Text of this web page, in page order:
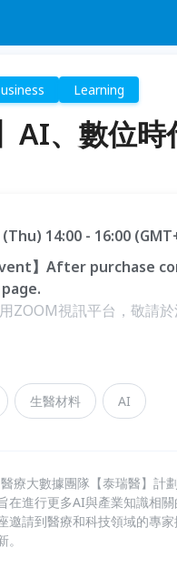
Learning
AI、數位
(Thu) 14:00 - 16:00
】After purchase
ZOOM視訊平台，敬請
生醫材料 AI
療大數據團隊【泰瑞醫】計
在進行更多AI與產業知識相
邀請到醫療和科技領域的專